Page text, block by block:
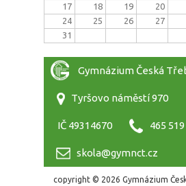
17
18 19 20
24
25 26 27
31
Gymnázium Česká
Tyršovo náměstí 970
IČ 49314670 465
skola@gymnct.cz
copyright © 2026 Gymnázium